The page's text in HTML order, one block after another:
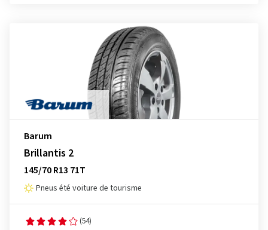
Barum
Brillantis 2
145/70 R13 71T
Pneus été voiture de tourisme
(54)